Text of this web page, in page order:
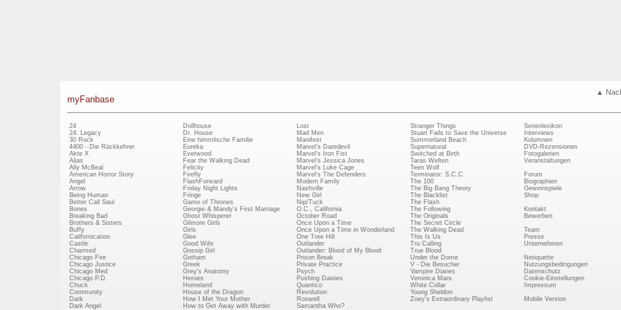
▲
myFanbase
24
24: Legacy
30 Rock
4400 - Die Rückkehrer
Akte X
Alias
Ally McBeal
American Horror Story
Angel
Arrow
Being Human
Better Call Saul
Bones
Breaking Bad
Brothers & Sisters
Buffy
Californication
Castle
Charmed
Chicago Fire
Chicago Justice
Chicago Med
Chicago P.D.
Chuck
Community
Dark
Dark Angel
Dollhouse
Dr. House
Eine himmlische Familie
Eureka
Everwood
Fear the Walking Dead
Felicity
Firefly
FlashForward
Friday Night Lights
Fringe
Game of Thrones
Georgie & Mandy's First Marriage
Ghost Whisperer
Gilmore Girls
Girls
Glee
Good Wife
Gossip Girl
Gotham
Greek
Grey's Anatomy
Heroes
Homeland
House of the Dragon
How I Met Your Mother
How to Get Away with Murder
Lost
Mad Men
Manifest
Marvel's Daredevil
Marvel's Iron Fist
Marvel's Jessica Jones
Marvel's Luke Cage
Marvel's The Defenders
Modern Family
Nashville
New Girl
Nip/Tuck
O.C., California
October Road
Once Upon a Time
Once Upon a Time in Wonderland
One Tree Hill
Outlander
Outlander: Blood of My Blood
Prison Break
Private Practice
Psych
Pushing Daisies
Quantico
Revolution
Roswell
Samantha Who?
Stranger Things
Stuart Fails to Save the Universe
Summerland Beach
Supernatural
Switched at Birth
Taras Welten
Teen Wolf
Terminator: S.C.C.
The 100
The Big Bang Theory
The Blacklist
The Flash
The Following
The Originals
The Secret Circle
The Walking Dead
This Is Us
Tru Calling
True Blood
Under the Dome
V - Die Besucher
Vampire Diaries
Veronica Mars
White Collar
Young Sheldon
Zoey's Extraordinary Playlist
Serienlexikon
Interviews
Kolumnen
DVD-Rezensionen
Fotogalerien
Veranstaltungen
Forum
Biographien
Gewinnspiele
Shop
Kontakt
Bewerben
Team
Presse
Unternehmen
Netiquette
Nutzungsbedingungen
Datenschutz
Cookie-Einstellungen
Impressum
Mobile Version